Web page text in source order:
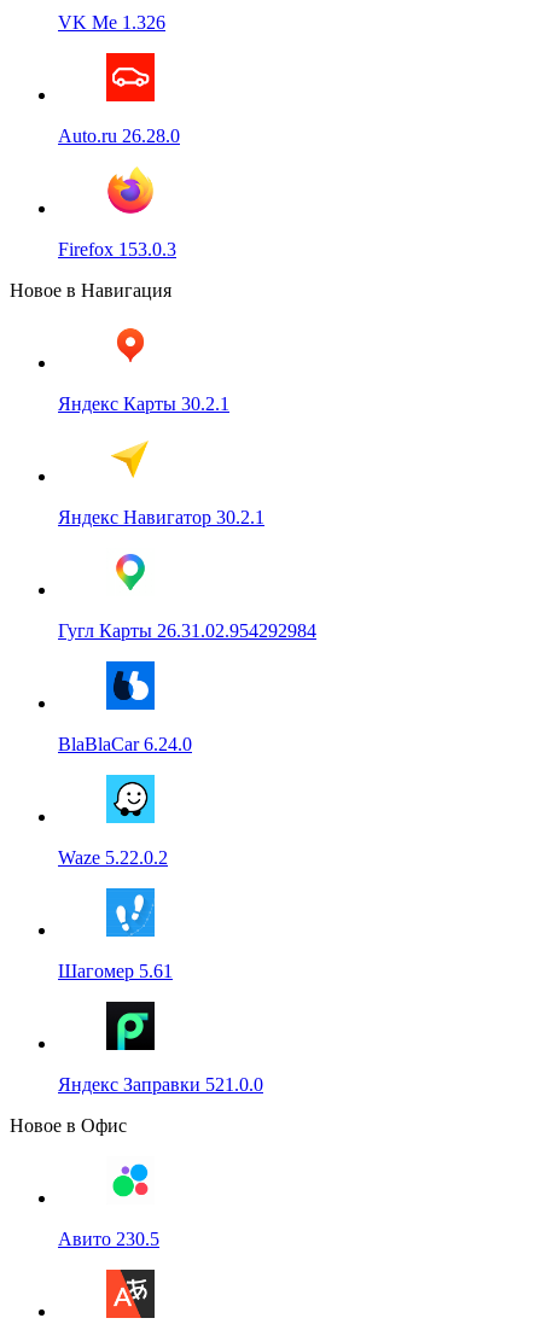
VK Me 1.326
Auto.ru 26.28.0
Firefox 153.0.3
Новое в Навигация
Яндекс Карты 30.2.1
Яндекс Навигатор 30.2.1
Гугл Карты 26.31.02.954292984
BlaBlaCar 6.24.0
Waze 5.22.0.2
Шагомер 5.61
Яндекс Заправки 521.0.0
Новое в Офис
Авито 230.5